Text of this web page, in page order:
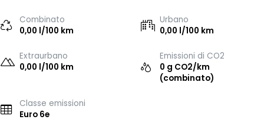
Combinato
0,00 l/100 km
Urbano
0,00 l/100 km
Extraurbano
0,00 l/100 km
Emissioni di CO2
0 g CO2/km
(combinato)
Classe emissioni
Euro 6e